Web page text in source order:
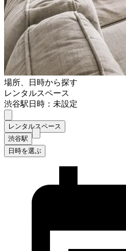
場所、日時から探す
レンタルスペース
渋谷駅日時：未設定
レンタルスペース
渋谷駅
日時を選ぶ